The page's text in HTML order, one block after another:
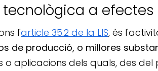
a efectes
l'article 35.2 de la LIS, és
de producció, o millores
aplicacions dels quals, des